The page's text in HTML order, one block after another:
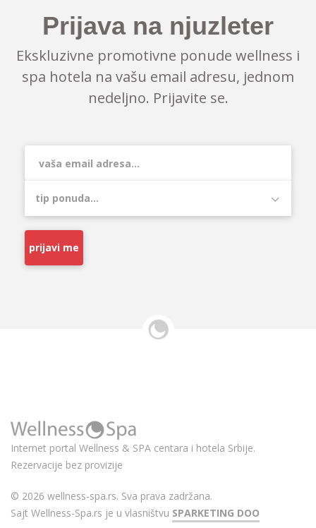
Prijava na njuzleter
Ekskluzivne promotivne ponude wellness i
spa hotela na vašu email adresu, jednom
nedeljno. Prijavite se.
prijavi me
Internet portal Wellness & SPA centara i hotela Srbije.
Rezervacije bez provizije
© 2026 wellness-spa.rs. Sva prava zadržana.
Sajt Wellness-Spa.rs je u vlasništvu SPARKETING DOO